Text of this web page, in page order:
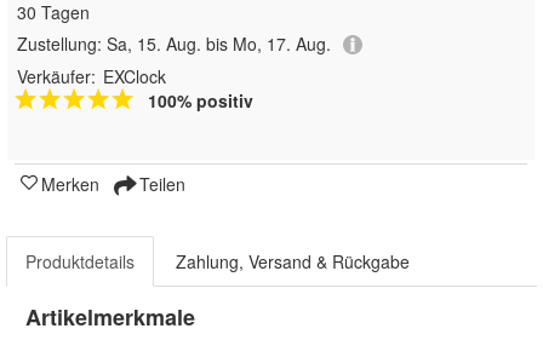
30 Tagen
Zustellung: Sa, 15. Aug. bis Mo, 17. Aug.
Verkäufer: EXClock
100% positiv
Merken Teilen
Produktdetails Zahlung, Versand & Rückgabe
Artikelmerkmale